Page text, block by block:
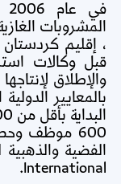
، إقليم
قبل وكالات
600 موظف
International.